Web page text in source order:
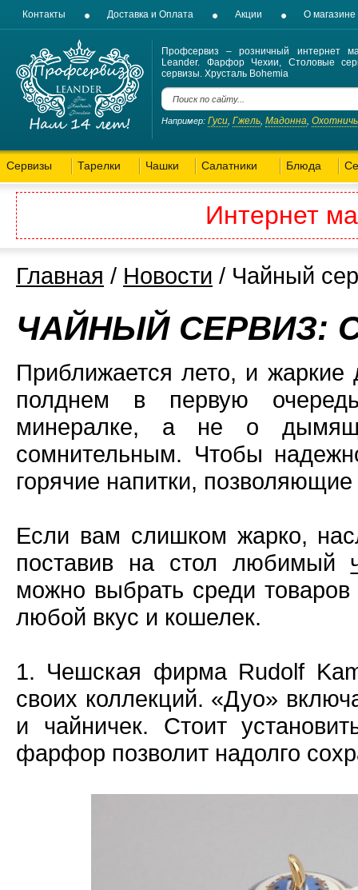
Контакты Доставка и Оплата Акции О магазине
Профсервиз – розничный интернет
Leander. Фарфор Чехии, Столовые
сервизы. Хрусталь Bohemia
Например: Гуси Гжель Мадонна
Сервизы Тарелки Чашки Салатники Блюда
Интернет
Главная / Новости / Чайный
ЧАЙНЫЙ СЕРВИЗ:
Приближается лето, и
полднем в первую
минералке, а не о
сомнительным. Чтобы
горячие напитки,
Если вам слишком жарко,
поставив на стол любимый
можно выбрать среди
любой вкус и кошелек.
1. Чешская фирма Rudolf
своих коллекций. «Дуо»
и чайничек. Стоит
фарфор позволит надолго